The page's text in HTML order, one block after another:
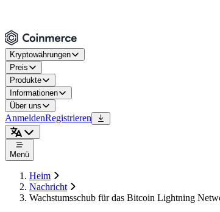
Kryptowährungen
Preis
Produkte
Informationen
Über uns
AnmeldenRegistrieren
Menü
Heim
Nachricht
Wachstumsschub für das Bitcoin Lightning